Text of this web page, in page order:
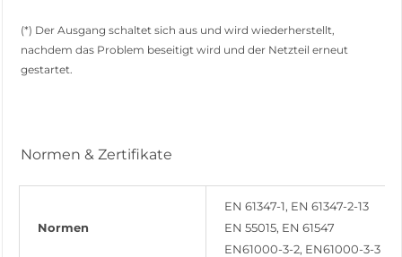
(*) Der Ausgang schaltet sich aus und wird wiederherstellt,
nachdem das Problem beseitigt wird und der Netzteil erneut
gestartet.
Normen & Zertifikate
Normen
EN 61347-1, EN 61347-2-13
EN 55015, EN 61547
EN61000-3-2, EN61000-3-3